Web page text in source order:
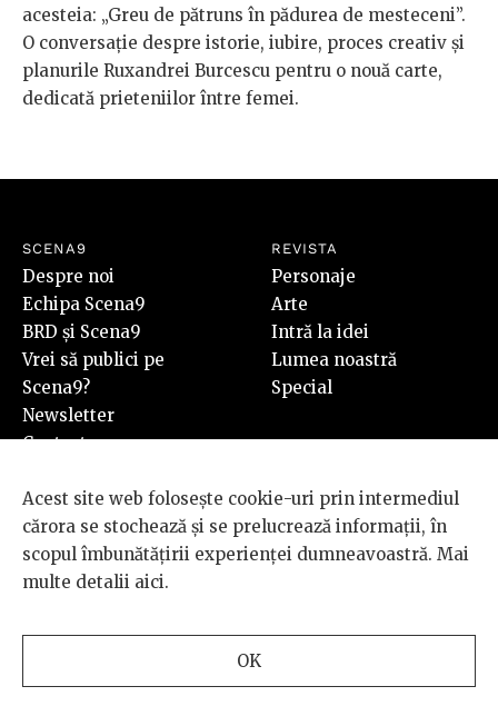
acesteia: „Greu de pătruns în pădurea de mesteceni”.
O conversație despre istorie, iubire, proces creativ și
planurile Ruxandrei Burcescu pentru o nouă carte,
dedicată prieteniilor între femei.
SCENA9
Despre noi
Echipa Scena9
BRD și Scena9
Vrei să publici pe
Scena9?
Newsletter
Contact
REVISTA
Personaje
Arte
Intră la idei
Lumea noastră
Special
Revista Scena9 #7
Cumpără
PLUS
Acest site web folosește cookie-uri prin intermediul
cărora se stochează și se prelucrează informații, în
scopul îmbunătățirii experienței dumneavoastră. Mai
multe detalii aici.
OK